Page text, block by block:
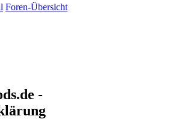
Foren-Übersicht
-